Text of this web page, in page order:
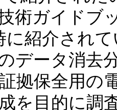
技術ガイド
に紹介され
データ消去
拠保全用の
を目的に調